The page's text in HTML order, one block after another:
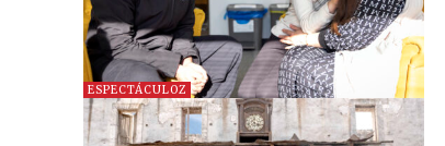
ESPECTÁCULOZ